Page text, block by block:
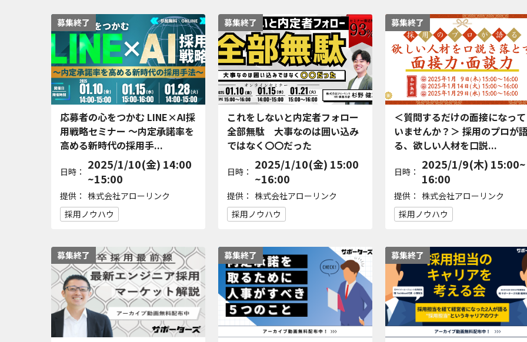
募集終了
応募者の心をつかむ LINE×AI採
用戦略セミナー ～内定承諾率を
高める新時代の採用手...
日時： 2025/1/10(金) 14:00
~15:00
提供： 株式会社アローリンク
採用ノウハウ
募集終了
これをしないと内定者フォロー
全部無駄 大事なのは囲い込み
ではなく〇〇だった
日時： 2025/1/10(金) 15:00
~16:00
提供： 株式会社アローリンク
採用ノウハウ
募集終了
＜質問するだけの面接になって
いませんか？＞ 採用のプロが
る、欲しい人材を口説...
日時： 2025/1/9(木) 15:00~
16:00
提供： 株式会社アローリンク
採用ノウハウ
募集終了 募集終了 募集終了